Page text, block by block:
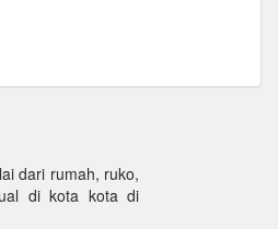
dari rumah, ruko,
di kota kota di